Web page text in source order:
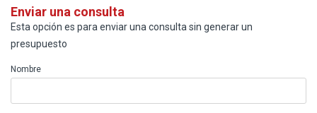
Enviar una consulta
Esta opción es para enviar una consulta sin generar un
presupuesto
Nombre